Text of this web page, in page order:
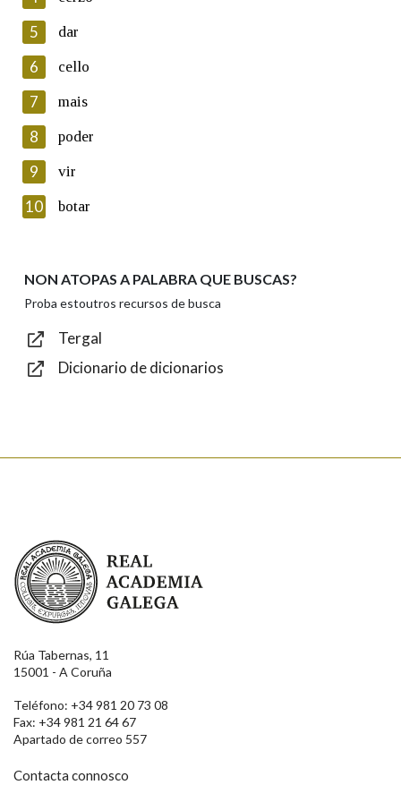
Lin e acepto as condicións da política de
Introduce o código que aparece na imaxe:
Texto de verificación
Enviar
5 dar
6 cello
7 mais
8 poder
9 vir
10 botar
NON ATOPAS A PALABRA QUE BUSCAS?
Proba estoutros recursos de busca
Tergal
Dicionario de dicionarios
Real Academia Galega
Rúa Tabernas, 11
15001 - A Coruña
Teléfono: +34 981 20 73 08
Fax: +34 981 21 64 67
Apartado de correo 557
Contacta connosco